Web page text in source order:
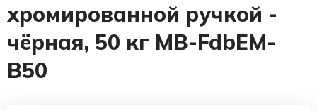
хромированной ручкой -
чёрная, 50 кг MB-FdbEM-
B50